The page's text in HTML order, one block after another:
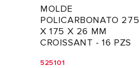
MOLDE
POLICARBONATO 275
X 175 X 26 MM
CROISSANT - 16 PZS
525101